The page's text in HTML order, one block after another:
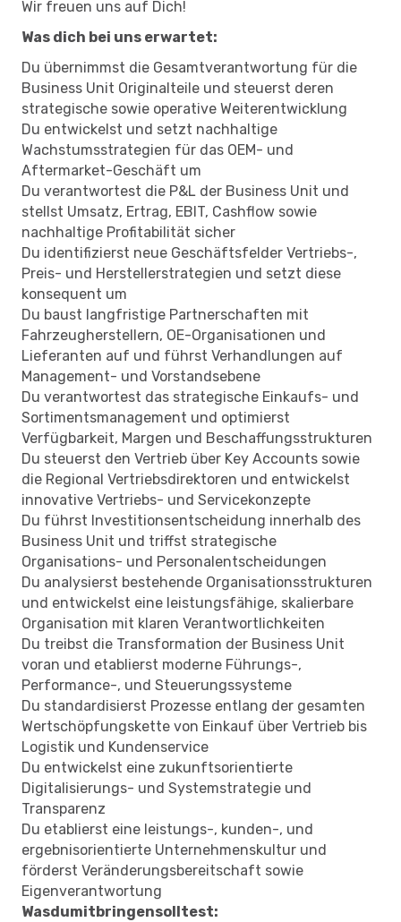
Wir freuen uns auf Dich!
Was dich bei uns erwartet:
Du übernimmst die Gesamtverantwortung für die
Business Unit Originalteile und steuerst deren
strategische sowie operative Weiterentwicklung
Du entwickelst und setzt nachhaltige
Wachstumsstrategien für das OEM- und
Aftermarket-Geschäft um
Du verantwortest die P&L der Business Unit und
stellst Umsatz, Ertrag, EBIT, Cashflow sowie
nachhaltige Profitabilität sicher
Du identifizierst neue Geschäftsfelder Vertriebs-,
Preis- und Herstellerstrategien und setzt diese
konsequent um
Du baust langfristige Partnerschaften mit
Fahrzeugherstellern, OE-Organisationen und
Lieferanten auf und führst Verhandlungen auf
Management- und Vorstandsebene
Du verantwortest das strategische Einkaufs- und
Sortimentsmanagement und optimierst
Verfügbarkeit, Margen und Beschaffungsstrukturen
Du steuerst den Vertrieb über Key Accounts sowie
die Regional Vertriebsdirektoren und entwickelst
innovative Vertriebs- und Servicekonzepte
Du führst Investitionsentscheidung innerhalb des
Business Unit und triffst strategische
Organisations- und Personalentscheidungen
Du analysierst bestehende Organisationsstrukturen
und entwickelst eine leistungsfähige, skalierbare
Organisation mit klaren Verantwortlichkeiten
Du treibst die Transformation der Business Unit
voran und etablierst moderne Führungs-,
Performance-, und Steuerungssysteme
Du standardisierst Prozesse entlang der gesamten
Wertschöpfungskette von Einkauf über Vertrieb bis
Logistik und Kundenservice
Du entwickelst eine zukunftsorientierte
Digitalisierungs- und Systemstrategie und
Transparenz
Du etablierst eine leistungs-, kunden-, und
ergebnisorientierte Unternehmenskultur und
förderst Veränderungsbereitschaft sowie
Eigenverantwortung
Wasdumitbringensolltest: